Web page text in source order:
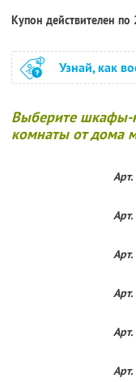
Купон действителен
Узнай, как
Выберите шкафы-
комнаты от дома